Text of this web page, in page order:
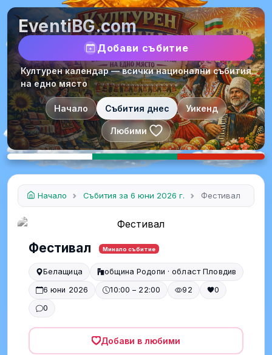
EventiBG.com
Добави събитие
Културен календар — всички национални събития
на едно място
Начало Събития днес Уикенд
Любими
Начало Събития за 6 юни 2026 г. Фестивал
Фестивал Минало събитие
Белащица
община Родопи · област Пловдив
6 юни 2026
10:00 – 22:00 92
0
0
Добави в любими